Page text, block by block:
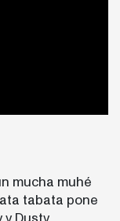
mucha muhé
tabata pone